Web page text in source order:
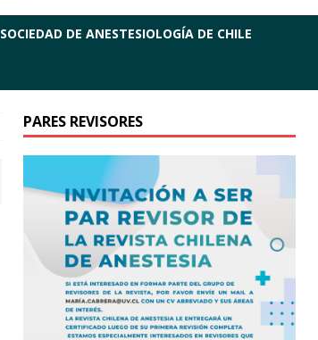
SOCIEDAD DE ANESTESIOLOGÍA DE CHILE
PARES REVISORES